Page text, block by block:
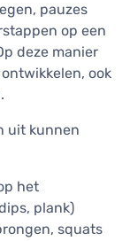
pauzes
op een
deze manier
ook
uit kunnen
het
plank)
squats